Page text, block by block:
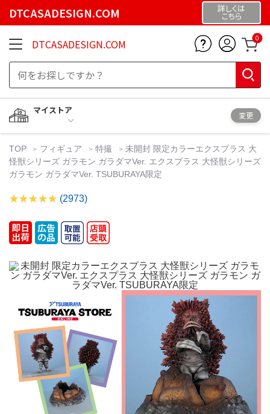
DTCASADESIGN.COM 詳しくは
こちら
DTCASADESIGN.COM 0
マイストア
変更
TOP フィギュア 特撮
未開封 限定カラーエクスプラス 大
怪獣シリーズ ガラモン ガラダマVer. エクスプラス 大怪獣シリーズ
ガラモン ガラダマVer. TSUBURAYA限定
(2973)